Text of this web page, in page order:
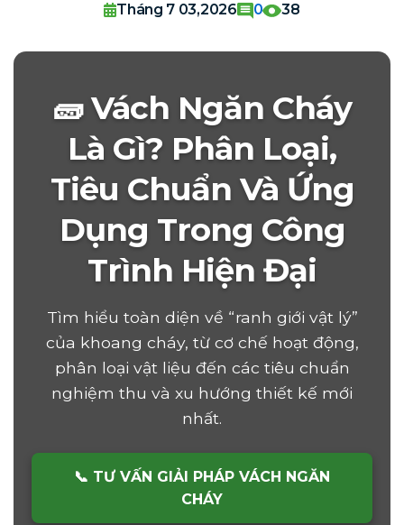
Tháng 7 03,2026
0 38
🧱 Vách Ngăn Cháy
Là Gì? Phân Loại,
Tiêu Chuẩn Và Ứng
Dụng Trong Công
Trình Hiện Đại
Tìm hiểu toàn diện về “ranh giới vật lý”
của khoang cháy, từ cơ chế hoạt động,
phân loại vật liệu đến các tiêu chuẩn
nghiệm thu và xu hướng thiết kế mới
nhất.
📞 TƯ VẤN GIẢI PHÁP VÁCH NGĂN
CHÁY